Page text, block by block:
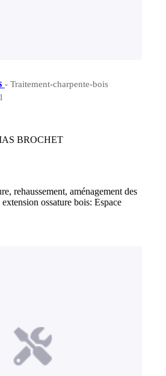
- Traitement-charpente-bois
BROCHET
rehaussement, aménagement des
ossature bois: Espace